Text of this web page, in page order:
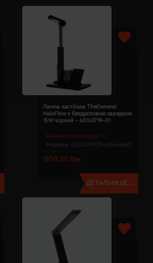
Кількість кольорів: 1
Модель: 40041719(TheGeneral)
Лампа настільна TheGeneral
HaloFlow з бездротовою зарядкою
15W чорний - 40041719-01
1950.55 грн
ДЕТАЛЬНІШЕ...